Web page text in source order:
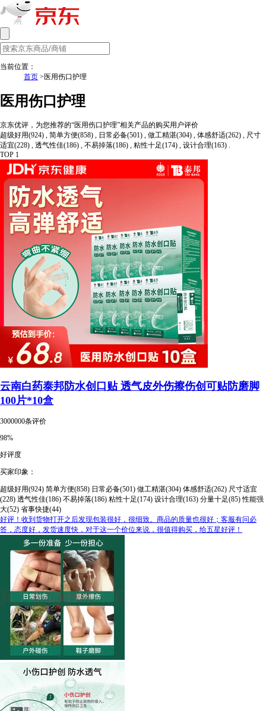
当前位置：
首页 >医用伤口护理
医用伤口护理
京东优评，为您推荐的“医用伤口护理”相关产品的购买用户评价
超级好用(924) , 简单方便(858) , 日常必备(501) , 做工精湛(304) , 体感舒适(262) , 尺寸
适宜(228) , 透气性佳(186) , 不易掉落(186) , 粘性十足(174) , 设计合理(163) .
TOP 1
云南白药泰邦防水创口贴 透气皮外伤擦伤创可贴防磨脚
100片*10盒
3000000条评价
98%
好评度
买家印象：
超级好用(924) 简单方便(858) 日常必备(501) 做工精湛(304) 体感舒适(262) 尺寸适宜
(228) 透气性佳(186) 不易掉落(186) 粘性十足(174) 设计合理(163) 分量十足(85) 性能强
大(52) 省事快捷(44)
好评！收到货物打开之后发现包装很好，很细致。商品的质量也很好；客服有问必
答，态度好，发货速度快，对于这一个价位来说，很值得购买，给五星好评！